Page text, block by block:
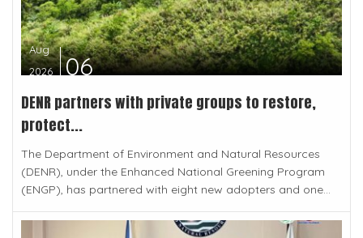
Aug
2026
06
DENR partners with private groups to restore,
protect...
The Department of Environment and Natural Resources
(DENR), under the Enhanced National Greening Program
(ENGP), has partnered with eight new adopters and one...